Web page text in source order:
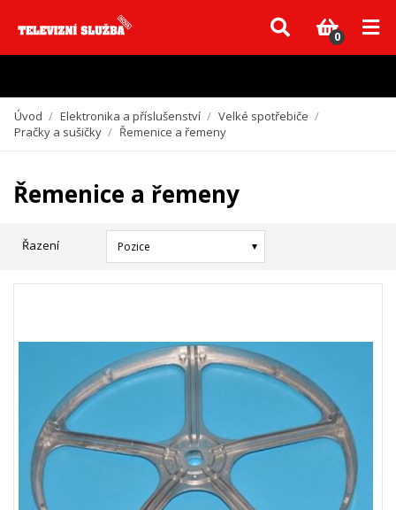
Vzhledem k aktuální situaci se může dodání dílů, které nejsou skladem,
zpozdit. Děkujeme za pochopení.
0
Úvod / Elektronika a příslušenství / Velké spotřebiče /
Pračky a sušičky / Řemenice a řemeny
Řemenice a řemeny
Řazení Pozice